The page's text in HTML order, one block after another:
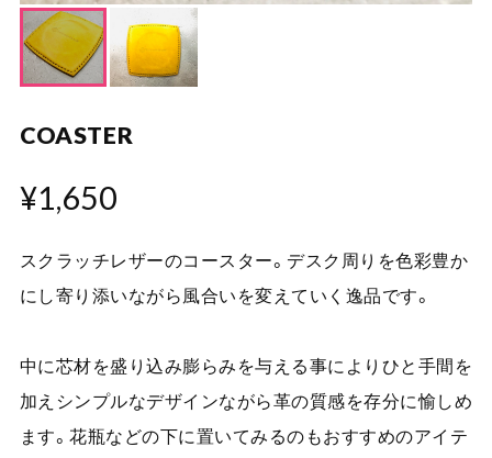
COASTER
¥1,650
スクラッチレザーのコースター。デスク周りを色彩豊か
にし寄り添いながら風合いを変えていく逸品です。
中に芯材を盛り込み膨らみを与える事によりひと手間を
加えシンプルなデザインながら革の質感を存分に愉しめ
ます。花瓶などの下に置いてみるのもおすすめのアイテ